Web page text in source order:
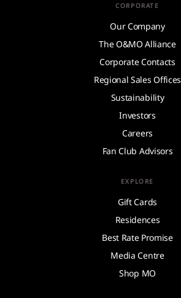
CORPORATE
Our Company
The O&MO Alliance
Corporate Contacts
Regional Sales Offices
Sustainability
Investors
Careers
Fan Club Advisors
EXPLORE
Gift Cards
Residences
Best Rate Promise
Media Centre
Shop MO